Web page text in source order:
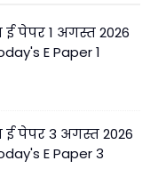
पेपर 1 अगस्त 2026
E Paper 1
पेपर 3 अगस्त 2026
E Paper 3